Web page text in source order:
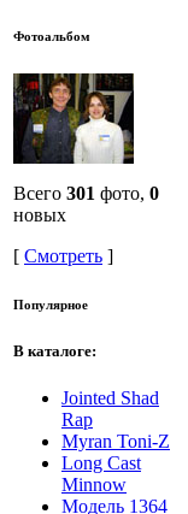
Фотоальбом
Всего 301 фото, 0
новых
[ Смотреть ]
Популярное
В каталоге:
Jointed Shad
Rap
Myran Toni-Z
Long Cast
Minnow
Модель 1364